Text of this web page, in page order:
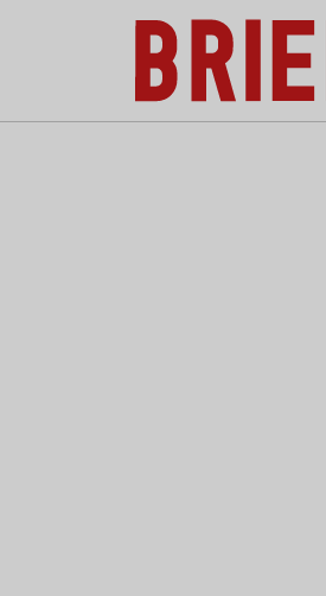
Briefing: Todas as